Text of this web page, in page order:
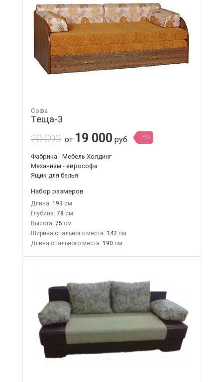
Софа
Теща-3
20 090 от 19 000 руб. -5%
Фабрика - Мебель Холдинг
Механизм - еврософа
Ящик для белья
Набор размеров
Длина: 193
Глубина: 78
Высота: 75
Ширина спального места: 142
Длина спального места: 190